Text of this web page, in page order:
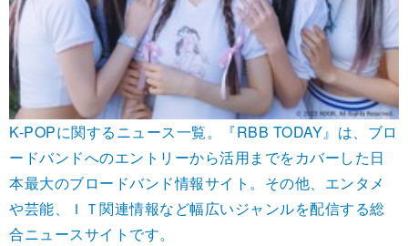
K-POPに関するニュース一覧。『RBB TODAY』は、ブロ
ードバンドへのエントリーから活用までをカバーした日
本最大のブロードバンド情報サイト。その他、エンタメ
や芸能、ＩＴ関連情報など幅広いジャンルを配信する総
合ニュースサイトです。